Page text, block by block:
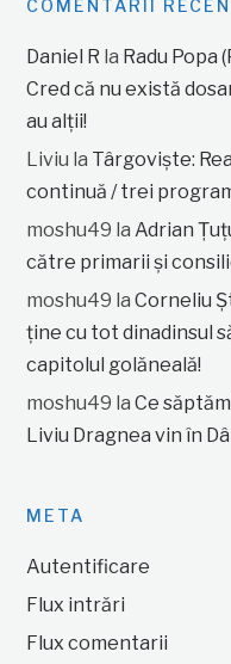
COMENTARII
Daniel R la Radu Popa
Cred că nu există
au alții!
Liviu la Târgoviște:
continuă / trei
moshu49 laAdrian
către primarii și
moshu49 laCorneliu
ține cu tot dinadinsul
capitolul golăneală!
moshu49 laCe
Liviu Dragnea vin în
META
Autentificare
Flux intrări
Flux comentarii